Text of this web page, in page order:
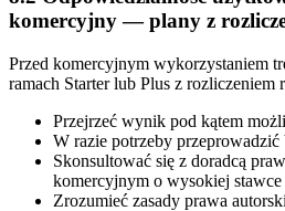
komercyjny — plany z
Przed komercyjnym wykorzystaniem
ramach Starter lub Plus z rozliczeniem
Przejrzeć wynik pod kątem
W razie potrzeby przeprowadzić
Skonsultować się z doradcą
komercyjnym o wysokiej stawce
Zrozumieć zasady prawa